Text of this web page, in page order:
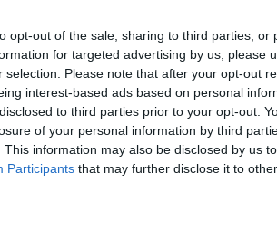
opt-out of the sale, sharing to third parties, or
for targeted advertising by us, please
selection. Please note that after your opt-out
interest-based ads based on personal
to third parties prior to your opt-out.
of your personal information by third
This information may also be disclosed by us
Participants that may further disclose it to
ΝΕΑ 25.12.2022 13:21
NEWSROOM
ανησυχία για
newsletter